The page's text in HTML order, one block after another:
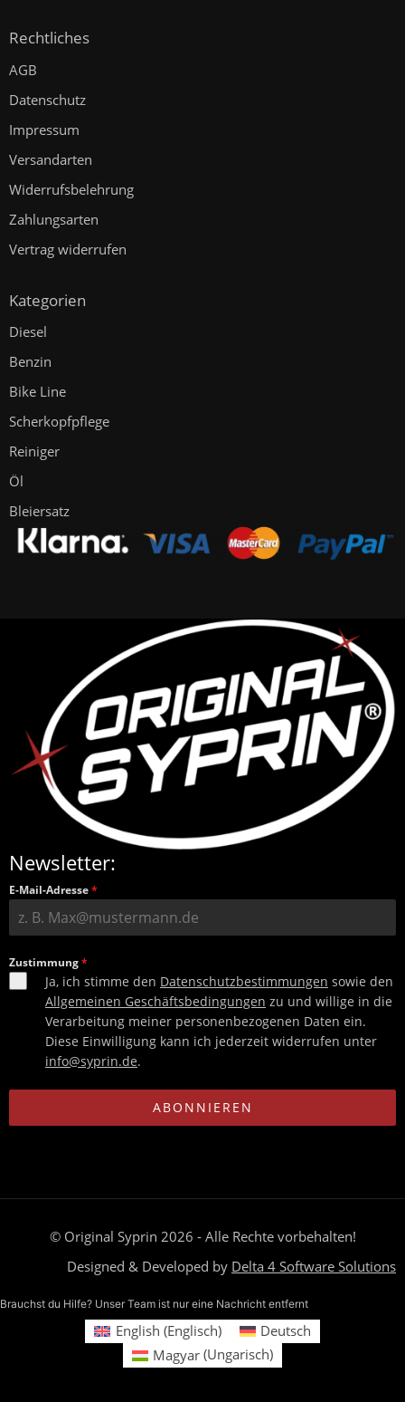
Rechtliches
AGB
Datenschutz
Impressum
Versandarten
Widerrufsbelehrung
Zahlungsarten
Vertrag widerrufen
Kategorien
Diesel
Benzin
Bike Line
Scherkopfpflege
Reiniger
Öl
Bleiersatz
Newsletter:
E-Mail-Adresse*
Zustimmung*
Ja, ich stimme den Datenschutzbestimmungen sowie den
Allgemeinen Geschäftsbedingungen zu und willige in die
Verarbeitung meiner personenbezogenen Daten ein.
Diese Einwilligung kann ich jederzeit widerrufen unter
info@syprin.de.
ABONNIEREN
© Original Syprin 2026 - Alle Rechte vorbehalten!
Designed & Developed by Delta 4 Software Solutions
Brauchst du Hilfe? Unser Team ist nur eine Nachricht entfernt
English (Englisch)
Deutsch
Magyar (Ungarisch)